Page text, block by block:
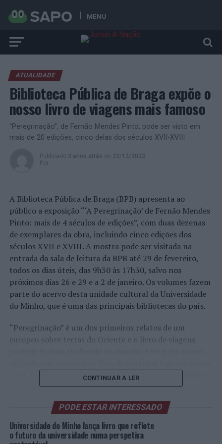
MENU
ATUALIDADE
Biblioteca Pública de Braga expõe o
nosso livro de viagens mais famoso
“Peregrinação”, de Fernão Mendes Pinto, pode ser visto em
mais de 20 edições, cinco delas dos séculos XVII-XVIII
Publicado 3 anos atrás on 23/12/2023
Por
A Biblioteca Pública de Braga (BPB) apresenta ao
público a exposição “‘A Peregrinação’ de Fernão Mendes
Pinto: mais de 4 séculos de edições”, com duas dezenas
de exemplares da obra, incluindo cinco edições dos
séculos XVII e XVIII. A mostra pode ser visitada na
entrada da sala de leitura da BPB até 29 de fevereiro,
todos os dias úteis, das 9h30 às 17h30, salvo nos
próximos dias 26 e 29 e a 2 de janeiro. Os volumes fazem
parte do acervo desta unidade cultural da Universidade
do Minho, que é uma das principais bibliotecas do país.
“Peregrinação” é um dos primeiros relatos de um
europeu sobre terras do Oriente e o livro de viagens
XVII. Foi também durante muito tempo o segundo livro
português mais lido no estrangeiro, após “Os Lusíadas”,
de Luís de Camões.
A mostra da BPB revela, na ala esquerda, a edição
original de 1614 (em fac-simile), bem como edições de
CONTINUAR A LER
PODE ESTAR INTERESSADO
Universidade do Minho lança livro que reflete
o futuro da universidade numa perspetiva